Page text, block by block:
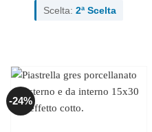
Scelta: 2ª Scelta
-24%